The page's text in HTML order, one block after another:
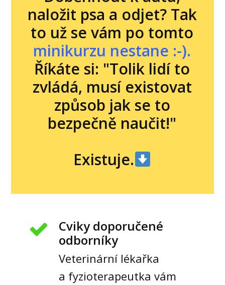
naložit psa a odjet? Tak
to už se vám po tomto
minikurzu nestane :-).
Říkáte si: "Tolik lidí to
zvládá, musí existovat
způsob jak se to
bezpečně naučit!"
Existuje.
Cviky doporučené
odborníky
Veterinární lékařka
a fyzioterapeutka vám